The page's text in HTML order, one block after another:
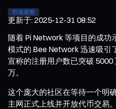
市场观察
更新于:2025-12-31 08:52
随着 Pi Network 等项目的成功
模式的 Bee Network 迅速吸引
宣称的注册用户数已突破
万。
这个庞大的社区在等待一个
主网正式上线并开放代币交易